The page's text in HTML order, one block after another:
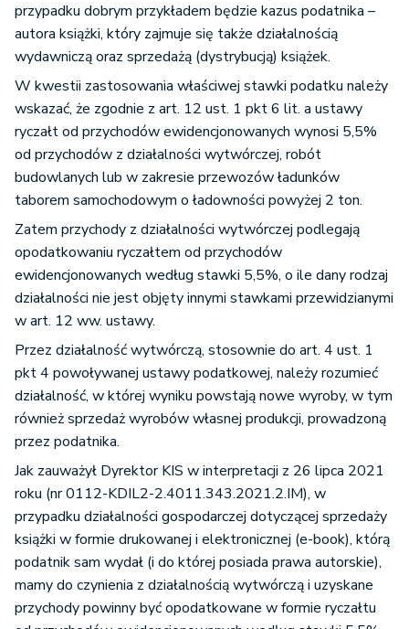
przypadku dobrym przykładem będzie kazus podatnika –
autora książki, który zajmuje się także działalnością
wydawniczą oraz sprzedażą (dystrybucją) książek.
W kwestii zastosowania właściwej stawki podatku należy
wskazać, że zgodnie z art. 12 ust. 1 pkt 6 lit. a ustawy
ryczałt od przychodów ewidencjonowanych wynosi 5,5%
od przychodów z działalności wytwórczej, robót
budowlanych lub w zakresie przewozów ładunków
taborem samochodowym o ładowności powyżej 2 ton.
Zatem przychody z działalności wytwórczej podlegają
opodatkowaniu ryczałtem od przychodów
ewidencjonowanych według stawki 5,5%, o ile dany rodzaj
działalności nie jest objęty innymi stawkami przewidzianymi
w art. 12 ww. ustawy.
Przez działalność wytwórczą, stosownie do art. 4 ust. 1
pkt 4 powoływanej ustawy podatkowej, należy rozumieć
działalność, w której wyniku powstają nowe wyroby, w tym
również sprzedaż wyrobów własnej produkcji, prowadzoną
przez podatnika.
Jak zauważył Dyrektor KIS w interpretacji z 26 lipca 2021
roku (nr 0112-KDIL2-2.4011.343.2021.2.IM), w
przypadku działalności gospodarczej dotyczącej sprzedaży
książki w formie drukowanej i elektronicznej (e-book), którą
podatnik sam wydał (i do której posiada prawa autorskie),
mamy do czynienia z działalnością wytwórczą i uzyskane
przychody powinny być opodatkowane w formie ryczałtu